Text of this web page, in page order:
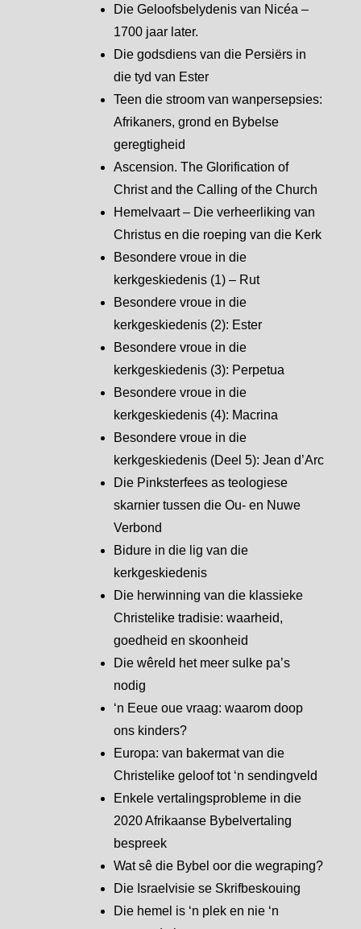
Die Geloofsbelydenis van Nicéa –
1700 jaar later.
Die godsdiens van die Persiërs in
die tyd van Ester
Teen die stroom van wanpersepsies:
Afrikaners, grond en Bybelse
geregtigheid
Ascension. The Glorification of
Christ and the Calling of the Church
Hemelvaart – Die verheerliking van
Christus en die roeping van die Kerk
Besondere vroue in die
kerkgeskiedenis (1) – Rut
Besondere vroue in die
kerkgeskiedenis (2): Ester
Besondere vroue in die
kerkgeskiedenis (3): Perpetua
Besondere vroue in die
kerkgeskiedenis (4): Macrina
Besondere vroue in die
kerkgeskiedenis (Deel 5): Jean d’Arc
Die Pinksterfees as teologiese
skarnier tussen die Ou- en Nuwe
Verbond
Bidure in die lig van die
kerkgeskiedenis
Die herwinning van die klassieke
Christelike tradisie: waarheid,
goedheid en skoonheid
Die wêreld het meer sulke pa’s
nodig
‘n Eeue oue vraag: waarom doop
ons kinders?
Europa: van bakermat van die
Christelike geloof tot ‘n sendingveld
Enkele vertalingsprobleme in die
2020 Afrikaanse Bybelvertaling
bespreek
Wat sê die Bybel oor die wegraping?
Die Israelvisie se Skrifbeskouing
Die hemel is ‘n plek en nie ‘n